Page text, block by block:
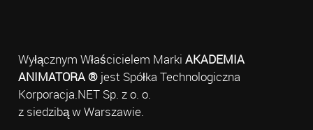
Wyłącznym Właścicielem Marki AKADEMIA
ANIMATORA ®jest Spółka Technologiczna
Korporacja.NET Sp. z o. o.
z siedzibą w Warszawie.